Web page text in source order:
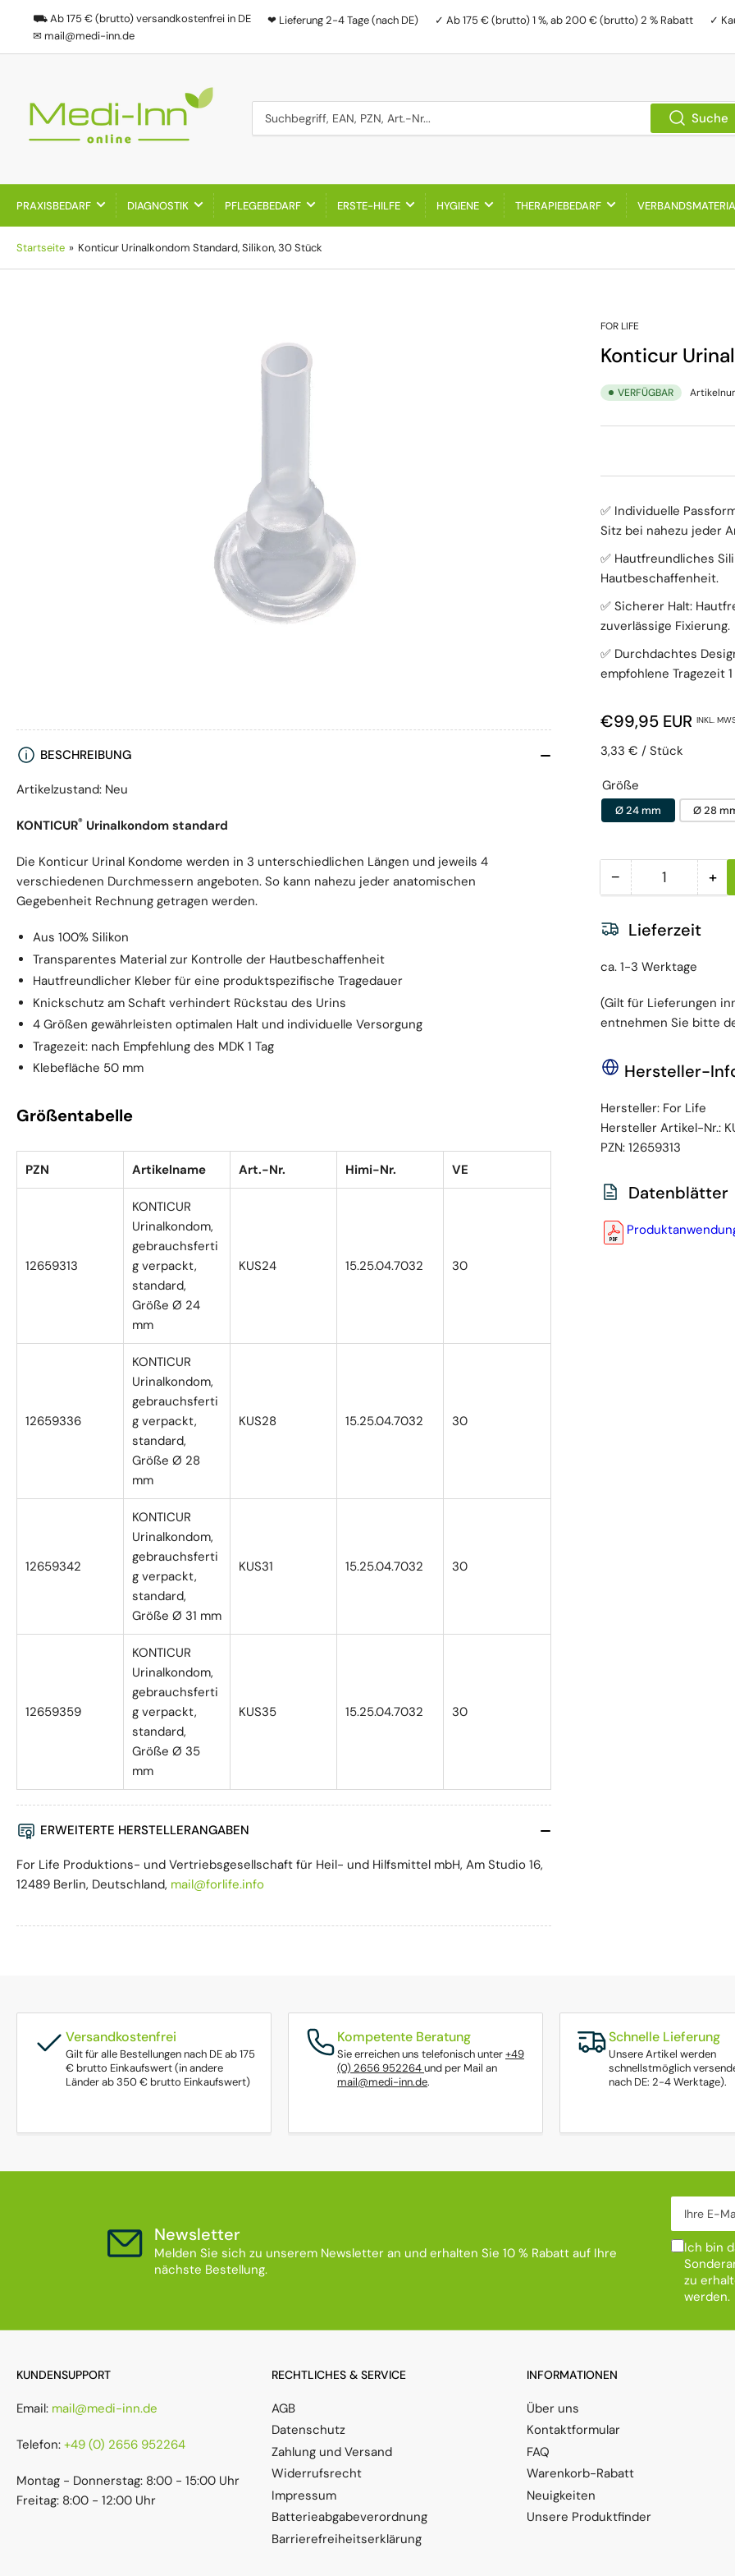
⛟ Ab 175 € (brutto) versandkostenfrei in DE ❤ Lieferung 2-4 Tage (nach DE) ✓ Ab 175 € (brutto) 1 %, ab 200 € (brutto) 2 % Rabatt ✓
✉ mail@medi-inn.de
Suche
PRAXISBEDARF DIAGNOSTIK PFLEGEBEDARF ERSTE-HILFE HYGIENE THERAPIEBEDARF
Startseite » Konticur Urinalkondom Standard, Silikon, 30 Stück
FOR LIFE
Konticur
VERFÜGBAR
✅ Individuelle
Sitz bei nahezu jeder
✅ Hautfreundliches
Hautbeschaffenheit.
✅ Sicherer Halt:
zuverlässige Fixierung.
✅ Durchdachtes
empfohlene Tragezeit 1
Normaler Preis
€99,95 EUR INKL.
Preis pro Einheit
3,33 € / pro
Stück
Größe
Ø 24 mm Ø 28
− Menge
Menge +
Lieferzeit
ca. 1-3 Werktage
(Gilt für Lieferungen
entnehmen Sie bitte
Hersteller-
Hersteller: For Life
Hersteller Artikel-Nr.:
PZN: 12659313
Datenblätter
BESCHREIBUNG
Artikelzustand: Neu
KONTICUR® Urinalkondom standard
Die Konticur Urinal Kondome werden in 3 unterschiedlichen Längen und jeweils 4
verschiedenen Durchmessern angeboten. So kann nahezu jeder anatomischen
Gegebenheit Rechnung getragen werden.
Aus 100% Silikon
Transparentes Material zur Kontrolle der Hautbeschaffenheit
Hautfreundlicher Kleber für eine produktspezifische Tragedauer
Knickschutz am Schaft verhindert Rückstau des Urins
4 Größen gewährleisten optimalen Halt und individuelle Versorgung
Tragezeit: nach Empfehlung des MDK 1 Tag
Klebefläche 50 mm
Größentabelle
PZN Artikelname Art.-Nr. Himi-Nr. VE
12659313
KONTICUR
Urinalkondom,
gebrauchsferti
g verpackt,
standard,
Größe Ø 24
mm
KUS24 15.25.04.7032 30
12659336
KONTICUR
Urinalkondom,
gebrauchsferti
g verpackt,
standard,
Größe Ø 28
mm
KUS28 15.25.04.7032 30
12659342
KONTICUR
Urinalkondom,
gebrauchsferti
g verpackt,
standard,
Größe Ø 31 mm
KUS31 15.25.04.7032 30
12659359
KONTICUR
Urinalkondom,
gebrauchsferti
g verpackt,
standard,
Größe Ø 35
mm
KUS35 15.25.04.7032 30
ERWEITERTE HERSTELLERANGABEN
For Life Produktions- und Vertriebsgesellschaft für Heil- und Hilfsmittel mbH, Am Studio 16,
12489 Berlin, Deutschland, mail@forlife.info
Versandkostenfrei
Gilt für alle Bestellungen nach DE ab 175
€ brutto Einkaufswert (in andere
Länder ab 350 € brutto Einkaufswert)
Kompetente Beratung
Sie erreichen uns telefonisch unter+49
(0) 2656 952264und per Mail an
mail@medi-inn.de.
Schnelle Lieferung
Unsere Artikel werden
schnellstmöglich
nach DE: 2-4 Werktage).
Newsletter
Melden Sie sich zu unserem Newsletter an und erhalten Sie 10 % Rabatt auf Ihre
nächste Bestellung.
Ihre E-Mail
Ich bin
zu
werden.
KUNDENSUPPORT
Email: mail@medi-inn.de
Telefon: +49 (0) 2656 952264
Montag - Donnerstag: 8:00 - 15:00 Uhr
Freitag: 8:00 - 12:00 Uhr
RECHTLICHES & SERVICE
AGB
Datenschutz
Zahlung und Versand
Widerrufsrecht
Impressum
Batterieabgabeverordnung
Barrierefreiheitserklärung
INFORMATIONEN
Über uns
Kontaktformular
FAQ
Warenkorb-Rabatt
Neuigkeiten
Unsere Produktfinder